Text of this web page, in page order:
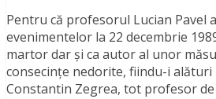
Pentru că profesorul Lucian Pavel
evenimentelor la 22 decembrie
martor dar şi ca autor al unor
consecinţe nedorite, fiindu-i
Constantin Zegrea, tot profesor